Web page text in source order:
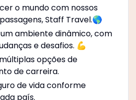
o mundo com nossos
Staff Travel.🌎
ambiente dinâmico, com
e desafios. 💪
opções de
de carreira.
de vida conforme
país.